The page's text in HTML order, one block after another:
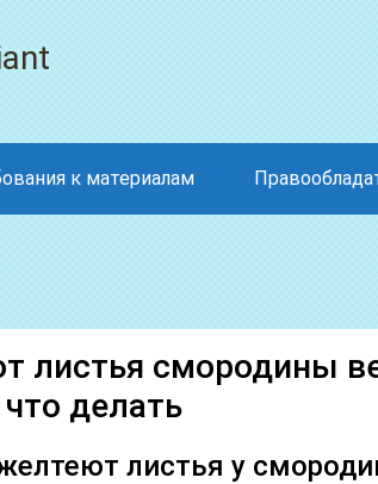
к материалам
листья смородины
делать
листья у